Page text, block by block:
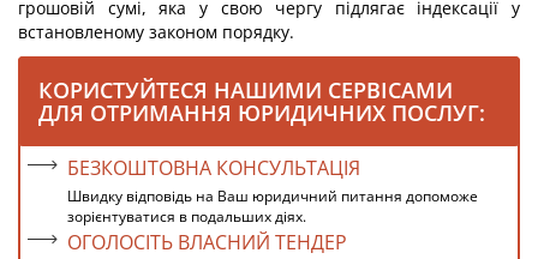
грошовій сумі, яка у свою чергу підлягає індексації у
встановленому законом порядку.
КОРИСТУЙТЕСЯ НАШИМИ СЕРВІСАМИ
ДЛЯ ОТРИМАННЯ ЮРИДИЧНИХ ПОСЛУГ:
БЕЗКОШТОВНА КОНСУЛЬТАЦІЯ
Швидку відповідь на Ваш юридичний питання допоможе
зорієнтуватися в подальших діях.
ОГОЛОСІТЬ ВЛАСНИЙ ТЕНДЕР